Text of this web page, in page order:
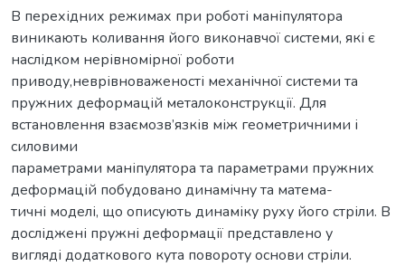
В перехідних режимах при роботі маніпулятора
виникають коливання його виконавчої системи, які є
наслідком нерівномірної роботи
приводу,неврівноваженості механічної системи та
пружних деформацій металоконструкції. Для
встановлення взаємозв’язків між геометричними і
силовими
параметрами маніпулятора та параметрами пружних
деформацій побудовано динамічну та матема-
тичні моделі, що описують динаміку руху його стріли. В
досліджені пружні деформації представлено у
вигляді додаткового кута повороту основи стріли.